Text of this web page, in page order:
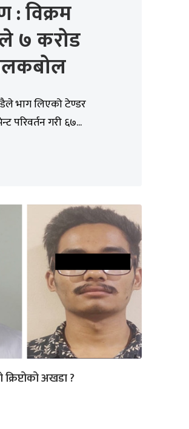
: विक्रम
७ करोड
भाग लिएको टेण्डर
परिवर्तन गरी ६७...
अखडा ?